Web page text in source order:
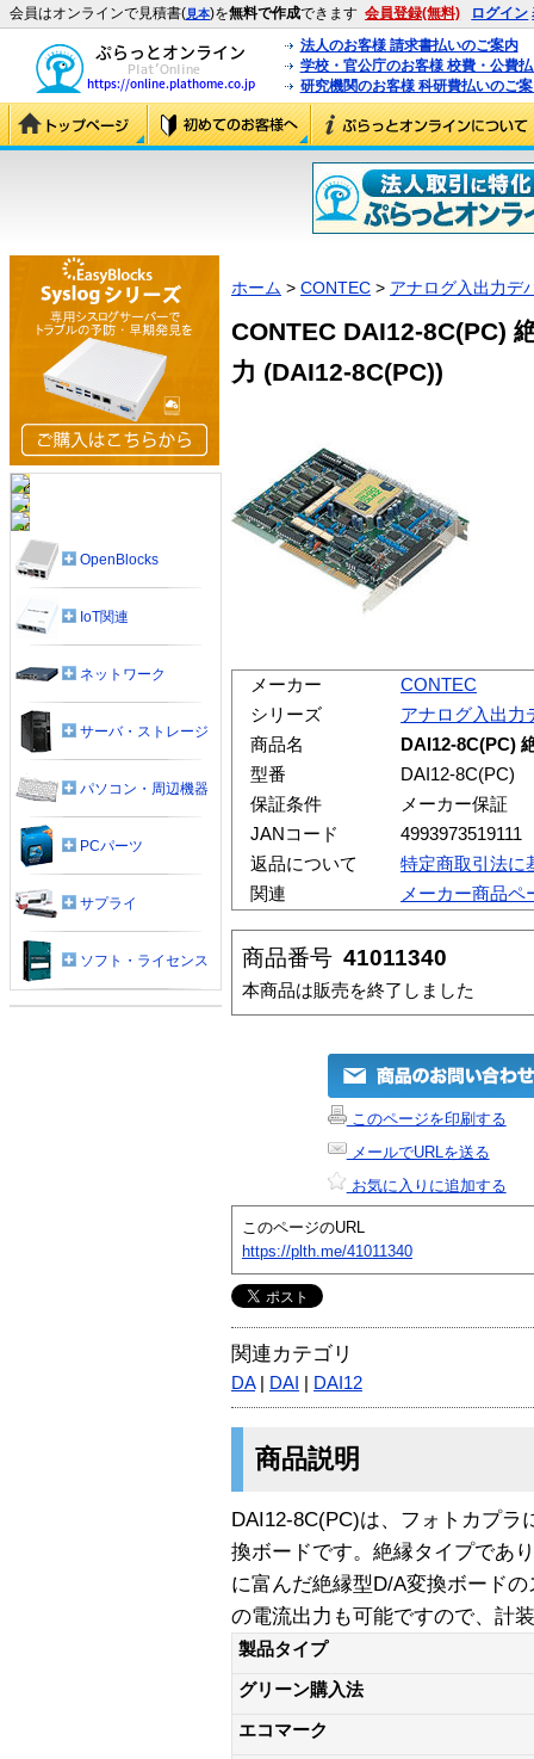
会員はオンラインで見積書(見本)を無料で作成できます 会員登録(無料) ログイン
法人のお客様 請求書払いのご案内
学校・官公庁のお客様 校費・公費
研究機関のお客様 科研費払いのご
ホーム > CONTEC > アナログ入出力デ
CONTEC DAI12-8C(PC)
力 (DAI12-8C(PC))
メーカー
CONTEC
シリーズ
アナログ入出力
商品名
DAI12-8C(PC)
型番
DAI12-8C(PC)
保証条件
メーカー保証
JANコード
4993973519111
返品について
特定商取引法に
関連
メーカー商品ペ
商品番号 41011340
本商品は販売を終了しました
このページを印刷する
メールでURLを送る
お気に入りに追加する
このページのURL
https://plth.me/41011340
関連カテゴリ
DA| DAI DAI12
商品説明
DAI12-8C(PC)は、フォトカプ
換ボードです。絶縁タイプであ
に富んだ絶縁型D/A変換ボード
の電流出力も可能ですので、計
製品タイプ
グリーン購入法
エコマーク
OpenBlocks
IoT関連
ネットワーク
サーバ・ストレージ
パソコン・周辺機器
PCパーツ
サプライ
ソフト・ライセンス